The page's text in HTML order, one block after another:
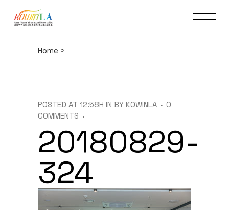
Home >
20180829-
324
POSTED AT 12:58H IN BY KOWINLA
0
COMMENTS